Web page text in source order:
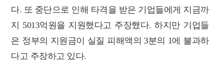
다. 또 중단으로 인해 타격을 받은 기업들에게 지금까
지 5013억원을 지원했다고 주장했다. 하지만 기업들
은 정부의 지원금이 실질 피해액의 3분의 1에 불과하
다고 주장하고 있다.